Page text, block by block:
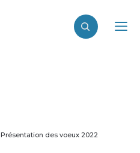
Présentation des voeux 2022